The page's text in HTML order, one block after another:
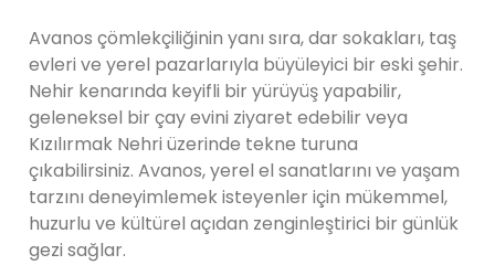
Avanos çömlekçiliğinin yanı sıra, dar sokakları, taş
evleri ve yerel pazarlarıyla büyüleyici bir eski şehir.
Nehir kenarında keyifli bir yürüyüş yapabilir,
geleneksel bir çay evini ziyaret edebilir veya
Kızılırmak Nehri üzerinde tekne turuna
çıkabilirsiniz. Avanos, yerel el sanatlarını ve yaşam
tarzını deneyimlemek isteyenler için mükemmel,
huzurlu ve kültürel açıdan zenginleştirici bir günlük
gezi sağlar.